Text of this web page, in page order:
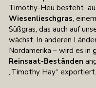
Timothy-Heu besteht
Wiesenlieschgras,
Süßgras, das auch auf
wächst. In anderen
Nordamerika – wird es in
Reinsaat-Beständen
„Timothy Hay“ exportiert.